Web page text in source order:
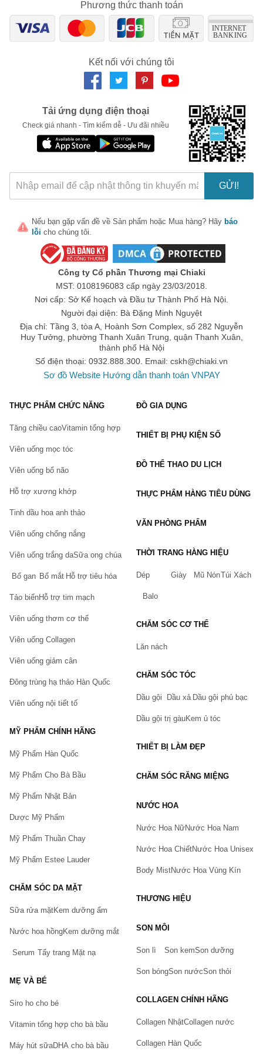
Phương thức thanh toán
Kết nối với chúng tôi
Tải ứng dụng điện thoại
Check giá nhanh - Tìm kiếm dễ - Ưu đãi nhiều
GỬI!
Nếu bạn gặp vấn đề về Sản phẩm hoặc Mua hàng? Hãy báo
lỗi cho chúng tôi.
Bạn gặp vấn đề về sản phẩm hay mua hàng?
Hãy báo lỗi cho chúng tôi. Hoặc gọi cho chúng tôi qua số
Công ty Cổ phần Thương mại Chiaki
MST: 0108196083 cấp ngày 23/03/2018.
Nơi cấp: Sở Kế hoạch và Đầu tư Thành Phố Hà Nội.
Người đại diện: Bà Đặng Minh Nguyệt
Địa chỉ: Tầng 3, tòa A, Hoành Sơn Complex, số 282 Nguyễn
Huy Tưởng, phường Thanh Xuân Trung, quận Thanh Xuân,
thành phố Hà Nội
Số điện thoại: 0932.888.300. Email: cskh@chiaki.vn
Sơ đồ Website Hướng dẫn thanh toán VNPAY
THỰC PHẨM CHỨC NĂNG
Tăng chiều caoVitamin tổng hợp
Viên uống mọc tóc
Viên uống bổ não
Hỗ trợ xương khớp
Tinh dầu hoa anh thảo
Viên uống chống nắng
Viên uống trắng daSữa ong chúa
Bổ gan Bổ mắt Hỗ trợ tiêu hóa
Tảo biểnHỗ trợ tim mạch
Viên uống thơm cơ thể
Viên uống Collagen
Viên uống giảm cân
Đông trùng hạ thảo Hàn Quốc
Viên uống nội tiết tố
MỸ PHẨM CHÍNH HÃNG
Mỹ Phẩm Hàn Quốc
Mỹ Phẩm Cho Bà Bầu
Mỹ Phẩm Nhật Bản
Dược Mỹ Phẩm
Mỹ Phẩm Thuần Chay
Mỹ Phẩm Estee Lauder
CHĂM SÓC DA MẶT
Sữa rửa mặtKem dưỡng ẩm
Nước hoa hồngKem dưỡng mắt
Serum Tẩy trang Mặt nạ
MẸ VÀ BÉ
Siro ho cho bé
Vitamin tổng hợp cho bà bầu
Máy hút sữaDHA cho bà bầu
ĐỒ GIA DỤNG
THIẾT BỊ PHỤ KIỆN SỐ
ĐỒ THỂ THAO DU LỊCH
THỰC PHẨM HÀNG TIÊU DÙNG
VĂN PHÒNG PHẨM
THỜI TRANG HÀNG HIỆU
Dép Giày Mũ NónTúi Xách
Balo
CHĂM SÓC CƠ THỂ
Lăn nách
CHĂM SÓC TÓC
Dầu gội Dầu xả Dầu gội phủ bạc
Dầu gội trị gàuKem ủ tóc
THIẾT BỊ LÀM ĐẸP
CHĂM SÓC RĂNG MIỆNG
NƯỚC HOA
Nước Hoa NữNước Hoa Nam
Nước Hoa ChiếtNước Hoa Unisex
Body MistNước Hoa Vùng Kín
THƯƠNG HIỆU
SON MÔI
Son lì Son kemSon dưỡng
Son bóngSon nướcSon thỏi
COLLAGEN CHÍNH HÃNG
Collagen NhậtCollagen nước
Collagen Hàn Quốc
Chỉ áp dụng cho gian hàng:
Ngày hết hạn: